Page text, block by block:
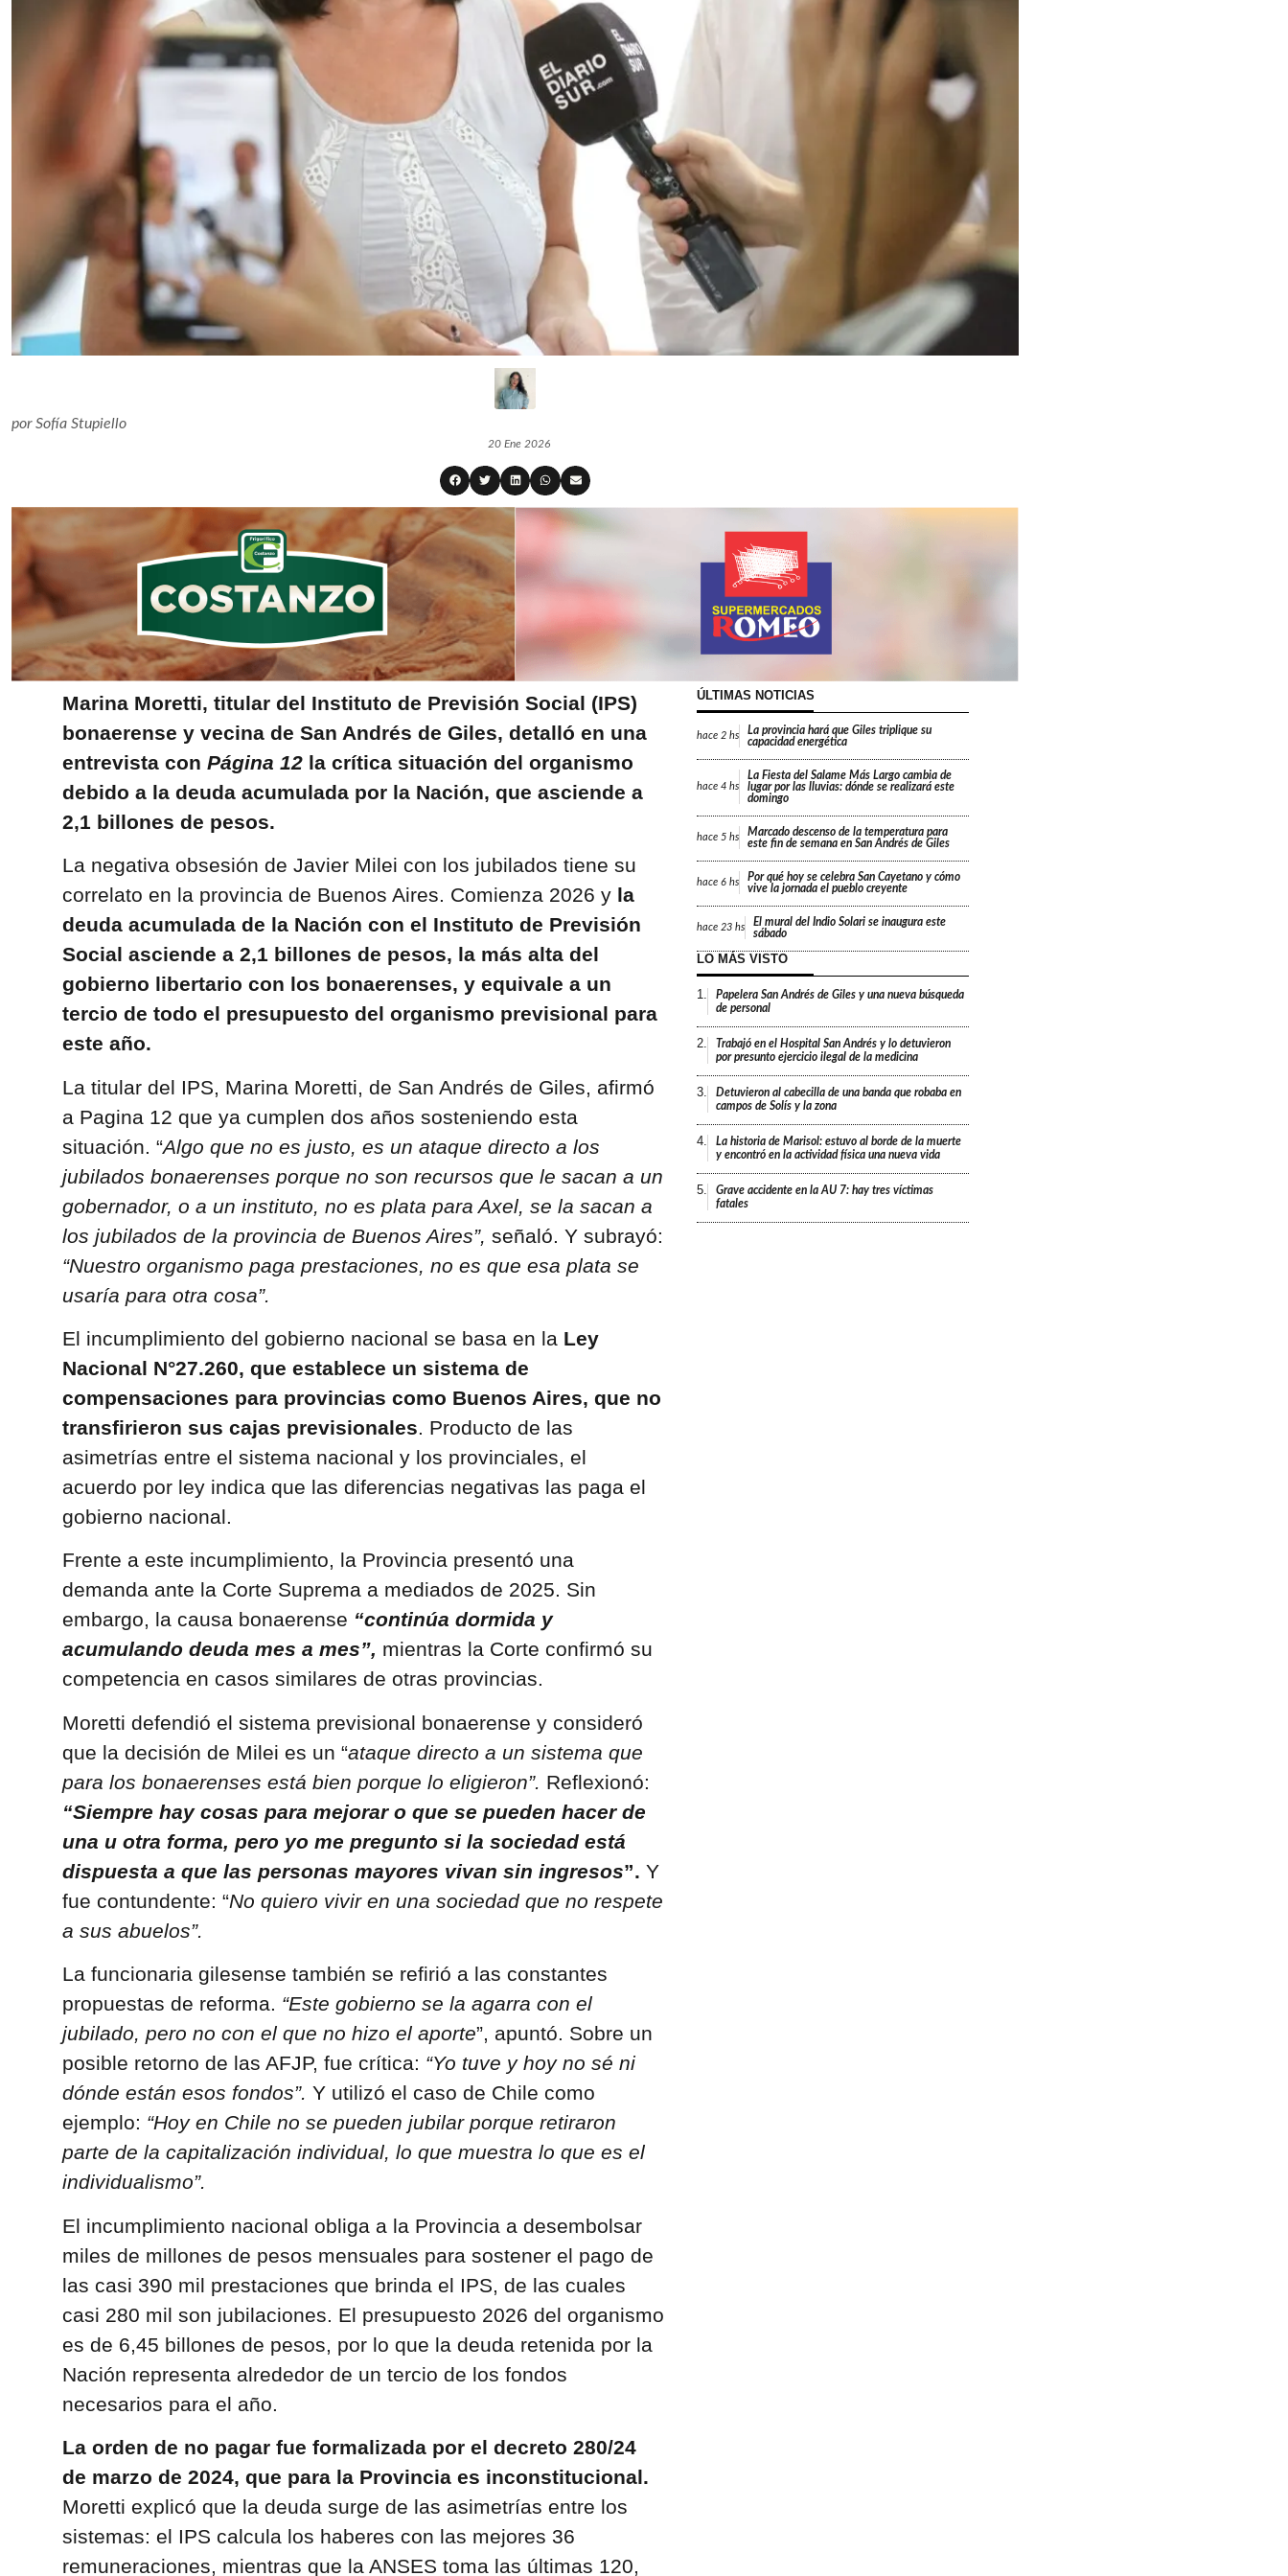
porSofía Stupiello
20 Ene 2026
Marina Moretti, titular del Instituto de Previsión Social (IPS)
bonaerense y vecina de San Andrés de Giles, detalló en una
entrevista con Página 12la crítica situación del organismo
debido a la deuda acumulada por la Nación, que asciende a
2,1 billones de pesos.
La negativa obsesión de Javier Milei con los jubilados tiene su
correlato en la provincia de Buenos Aires. Comienza 2026 y la
deuda acumulada de la Nación con el Instituto de Previsión
Social asciende a 2,1 billones de pesos, la más alta del
gobierno libertario con los bonaerenses, y equivale a un
tercio de todo el presupuesto del organismo previsional para
este año.
La titular del IPS, Marina Moretti, de San Andrés de Giles, afirmó
a Pagina 12 que ya cumplen dos años sosteniendo esta
situación. “Algo que no es justo, es un ataque directo a los
jubilados bonaerenses porque no son recursos que le sacan a un
gobernador, o a un instituto, no es plata para Axel, se la sacan a
los jubilados de la provincia de Buenos Aires”, señaló. Y subrayó:
“Nuestro organismo paga prestaciones, no es que esa plata se
usaría para otra cosa”.
El incumplimiento del gobierno nacional se basa en laLey
Nacional N°27.260, que establece un sistema de
compensaciones para provincias como Buenos Aires, que no
transfirieron sus cajas previsionales. Producto de las
asimetrías entre el sistema nacional y los provinciales, el
acuerdo por ley indica que las diferencias negativas las paga el
gobierno nacional.
Frente a este incumplimiento, la Provincia presentó una
demanda ante la Corte Suprema a mediados de 2025. Sin
embargo, la causa bonaerense “continúa dormida y
acumulando deuda mes a mes”, mientras la Corte confirmó su
competencia en casos similares de otras provincias.
Moretti defendió el sistema previsional bonaerense y consideró
que la decisión de Milei es un “ataque directo a un sistema que
para los bonaerenses está bien porque lo eligieron”. Reflexionó:
“Siempre hay cosas para mejorar o que se pueden hacer de
una u otra forma, pero yo me pregunto si la sociedad está
dispuesta a que las personas mayores vivan sin ingresos”. Y
fue contundente: “No quiero vivir en una sociedad que no respete
a sus abuelos”.
La funcionaria gilesense también se refirió a las constantes
propuestas de reforma. “Este gobierno se la agarra con el
jubilado, pero no con el que no hizo el aporte”, apuntó. Sobre un
posible retorno de las AFJP, fue crítica: “Yo tuve y hoy no sé ni
dónde están esos fondos”. Y utilizó el caso de Chile como
ejemplo: “Hoy en Chile no se pueden jubilar porque retiraron
parte de la capitalización individual, lo que muestra lo que es el
individualismo”.
El incumplimiento nacional obliga a la Provincia a desembolsar
miles de millones de pesos mensuales para sostener el pago de
las casi 390 mil prestaciones que brinda el IPS, de las cuales
casi 280 mil son jubilaciones. El presupuesto 2026 del organismo
es de 6,45 billones de pesos, por lo que la deuda retenida por la
Nación representa alrededor de un tercio de los fondos
necesarios para el año.
La orden de no pagar fue formalizada por el decreto 280/24
de marzo de 2024, que para la Provincia es inconstitucional.
Moretti explicó que la deuda surge de las asimetrías entre los
sistemas: el IPS calcula los haberes con las mejores 36
remuneraciones, mientras que la ANSES toma las últimas 120,
ÚLTIMAS NOTICIAS
hace 2 hs
La provincia hará que Giles triplique su
capacidad energética
hace 4 hs
La Fiesta del Salame Más Largo cambia de
lugar por las lluvias: dónde se realizará este
domingo
hace 5 hs
Marcado descenso de la temperatura para
este fin de semana en San Andrés de Giles
hace 6 hs
Por qué hoy se celebra San Cayetano y cómo
vive la jornada el pueblo creyente
hace 23 hs
El mural del Indio Solari se inaugura este
sábado
LO MÁS VISTO
1.
Papelera San Andrés de Giles y una nueva búsqueda
de personal
2.
Trabajó en el Hospital San Andrés y lo detuvieron
por presunto ejercicio ilegal de la medicina
3.
Detuvieron al cabecilla de una banda que robaba en
campos de Solís y la zona
4.
La historia de Marisol: estuvo al borde de la muerte
y encontró en la actividad física una nueva vida
5.
Grave accidente en la AU 7: hay tres víctimas
fatales